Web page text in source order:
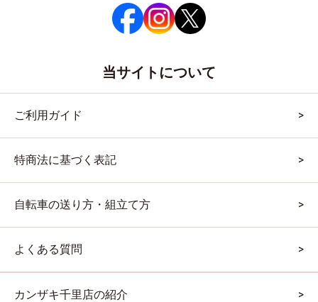
当サイトについて
ご利用ガイド
特商法に基づく表記
自転車の送り方・組立て方
よくある質問
カンザキ千里店の紹介